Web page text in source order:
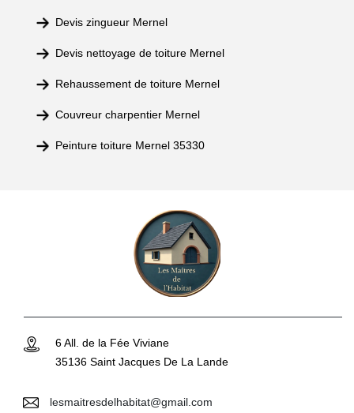
Devis zingueur Mernel
Devis nettoyage de toiture Mernel
Rehaussement de toiture Mernel
Couvreur charpentier Mernel
Peinture toiture Mernel 35330
6 All. de la Fée Viviane
35136 Saint Jacques De La Lande
lesmaitresdelhabitat@gmail.com